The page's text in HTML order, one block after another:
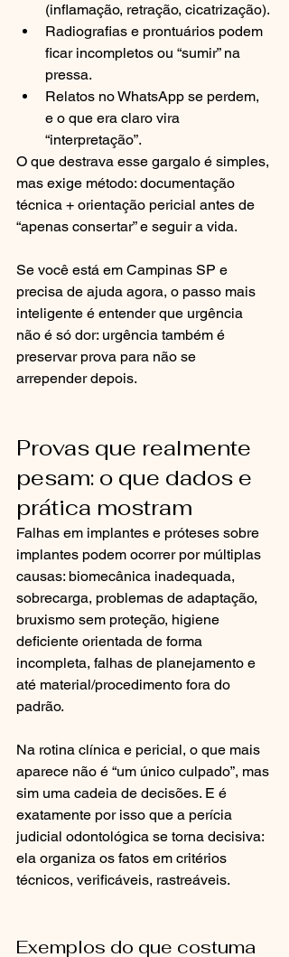
(inflamação, retração, cicatrização).
Radiografias e prontuários podem
ficar incompletos ou “sumir” na
pressa.
Relatos no WhatsApp se perdem,
e o que era claro vira
“interpretação”.
O que destrava esse gargalo é simples,
mas exige método: documentação
técnica + orientação pericial antes de
“apenas consertar” e seguir a vida.
Se você está em Campinas SP e
precisa de ajuda agora, o passo mais
inteligente é entender que urgência
não é só dor: urgência também é
preservar prova para não se
arrepender depois.
Provas que realmente
pesam: o que dados e
prática mostram
Falhas em implantes e próteses sobre
implantes podem ocorrer por múltiplas
causas: biomecânica inadequada,
sobrecarga, problemas de adaptação,
bruxismo sem proteção, higiene
deficiente orientada de forma
incompleta, falhas de planejamento e
até material/procedimento fora do
padrão.
Na rotina clínica e pericial, o que mais
aparece não é “um único culpado”, mas
sim uma cadeia de decisões. E é
exatamente por isso que a perícia
judicial odontológica se torna decisiva:
ela organiza os fatos em critérios
técnicos, verificáveis, rastreáveis.
Exemplos do que costuma